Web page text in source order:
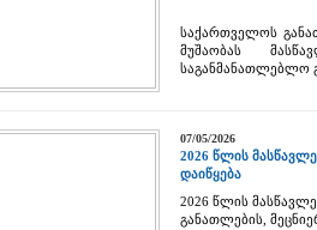
საქართველოს
მუშაობას
საგანმანათლებლო
07/05/2026
2026 წლის
დაიწყება
2026 წლის
განათლების,